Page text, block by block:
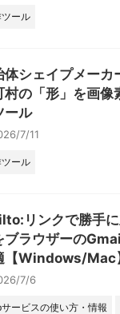
ツール
体シェイプメーカ
村の「形」を画像
ール
7/11
ツール
リンクで勝手
ブラウザーの
【Windows/Mac
7/6
ービスの使い方・情報